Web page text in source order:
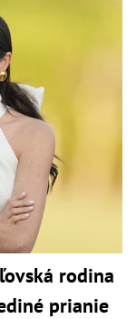
rodina
prianie